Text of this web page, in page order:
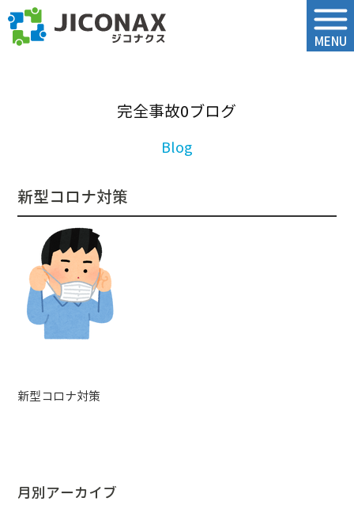
MENU
完全事故0ブログ
新型コロナ対策
新型コロナ対策
月別アーカイブ